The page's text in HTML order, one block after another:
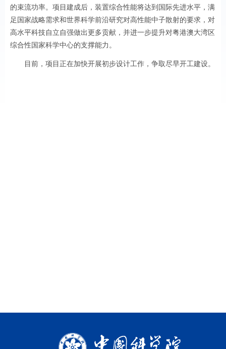
的束流功率。项目建成后，装置综合性能将达到国际先进水平，满
足国家战略需求和世界科学前沿研究对高性能中子散射的要求，对
高水平科技自立自强做出更多贡献，并进一步提升对粤港澳大湾区
综合性国家科学中心的支撑能力。
目前，项目正在加快开展初步设计工作，争取尽早开工建设。